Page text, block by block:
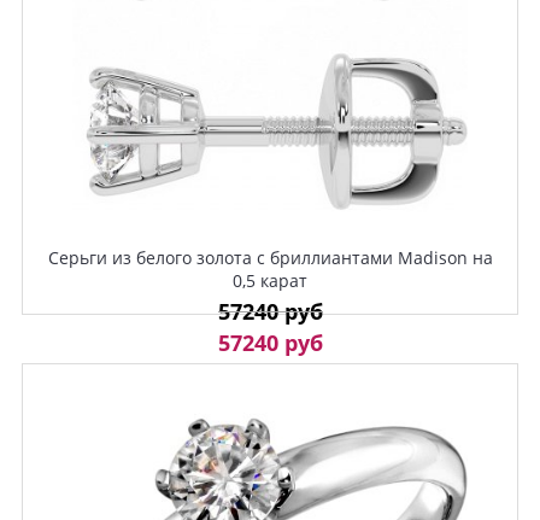
Серьги из белого золота с бриллиантами Madison на
0,5 карат
57240 руб
57240 руб